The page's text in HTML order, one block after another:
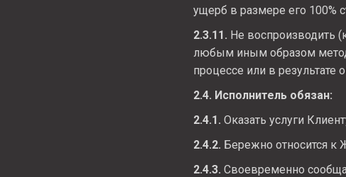
ущерб в размере его 100%
2.3.11. Не воспроизводить
любым иным образом
процессе или в результате
2.4. Исполнитель обязан:
2.4.1. Оказать услуги
2.4.2. Бережно относится к
2.4.3. Своевременно